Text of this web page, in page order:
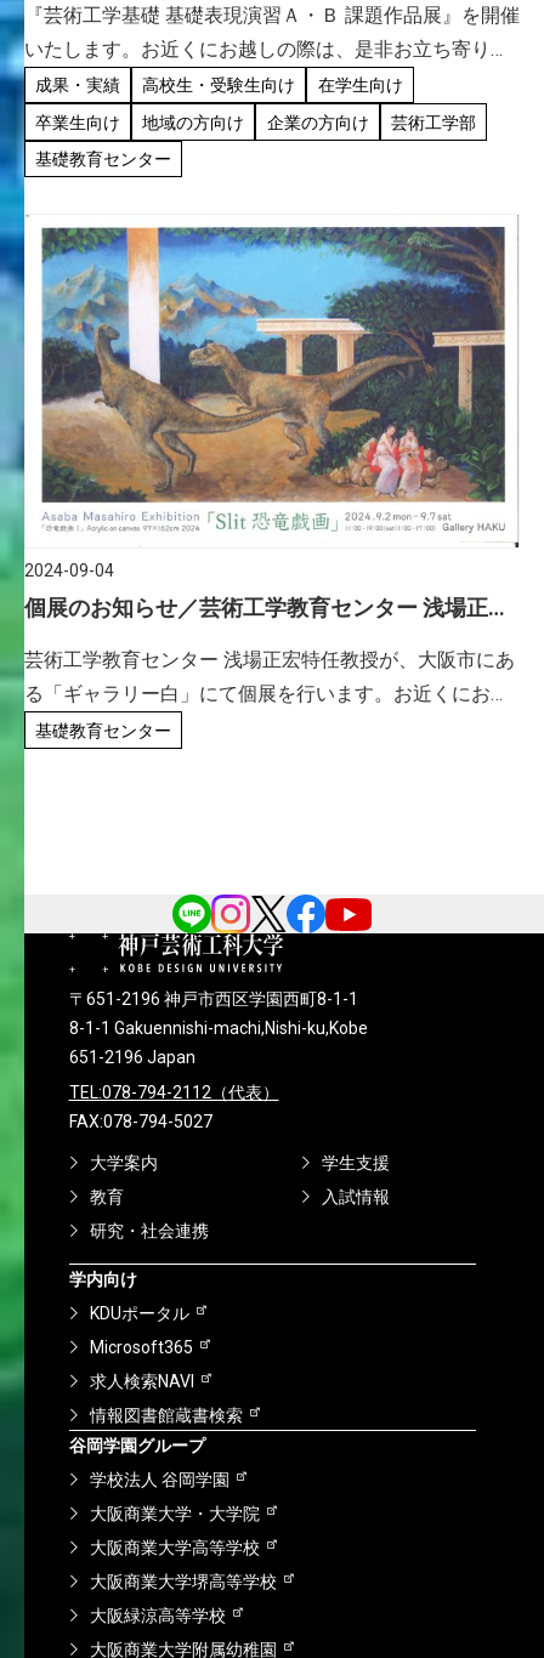
『芸術工学基礎 基礎表現演習Ａ・Ｂ 課題作品展』を開催
いたします。お近くにお越しの際は、是非お立ち寄りく
ださい！ 会期：基礎表現演習Ａ・B 2025年1月7日
（火）～1月11日（土）時間：芸術工学教育センター棟
開館時間に […]
成果・実績 高校生・受験生向け
在学生向け
卒業生向け
地域の方向け 企業の方向け
芸術工学部
基礎教育センター
2024-09-04
個展のお知らせ／芸術工学教育センター 浅場正宏
芸術工学教育センター 浅場正宏特任教授が、大阪市にあ
る「ギャラリー白」にて個展を行います。お近くにお越
しの際はぜひお立ち寄りください。 浅場正宏 展「Slit 恐
基礎教育センター
〒651-2196 神戸市西区学園西町8-1-1
8-1-1 Gakuennishi-machi,Nishi-ku,Kobe
651-2196 Japan
TEL:078-794-2112（代表）
FAX:078-794-5027
大学案内
学生支援
教育
入試情報
研究・社会連携
学内向け
KDUポータル
Microsoft365
求人検索NAVI
情報図書館蔵書検索
谷岡学園グループ
学校法人 谷岡学園
大阪商業大学・大学院
大阪商業大学高等学校
大阪商業大学堺高等学校
大阪緑涼高等学校
大阪商業大学附属幼稚園